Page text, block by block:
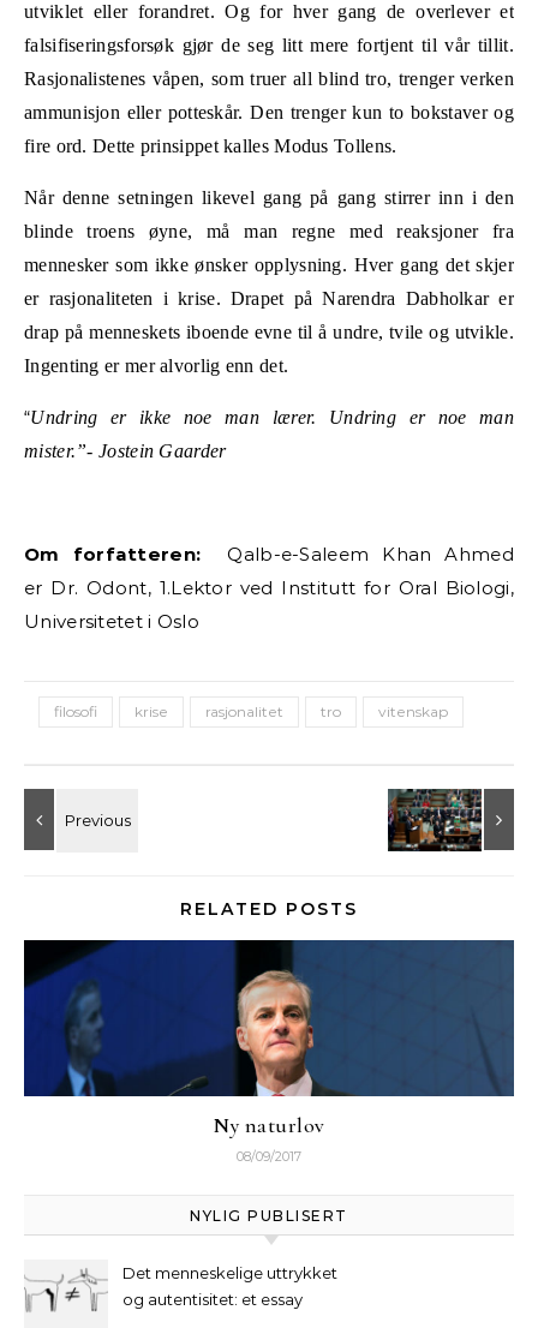
utviklet eller forandret. Og for hver gang de overlever et
falsifiseringsforsøk gjør de seg litt mere fortjent til vår tillit.
Rasjonalistenes våpen, som truer all blind tro, trenger verken
ammunisjon eller potteskår. Den trenger kun to bokstaver og
fire ord. Dette prinsippet kalles Modus Tollens.
Når denne setningen likevel gang på gang stirrer inn i den
blinde troens øyne, må man regne med reaksjoner fra
mennesker som ikke ønsker opplysning. Hver gang det skjer
er rasjonaliteten i krise. Drapet på Narendra Dabholkar er
drap på menneskets iboende evne til å undre, tvile og utvikle.
Ingenting er mer alvorlig enn det.
“Undring er ikke noe man lærer. Undring er noe man
mister.”- Jostein Gaarder
Om forfatteren:
Qalb-e-Saleem Khan Ahmed
er Dr. Odont, 1.Lektor ved Institutt for Oral Biologi,
Universitetet i Oslo
filosofi krise rasjonalitet tro vitenskap
RELATED POSTS
Ny naturlov
08/09/2017
NYLIG PUBLISERT
Det menneskelige uttrykket
og autentisitet: et essay